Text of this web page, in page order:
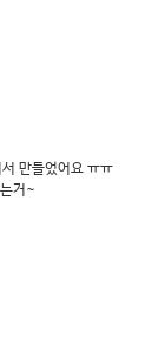
만들었어요 ㅠㅠ
거~